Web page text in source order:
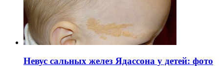
Невус сальных желез Ядассона у детей: фото